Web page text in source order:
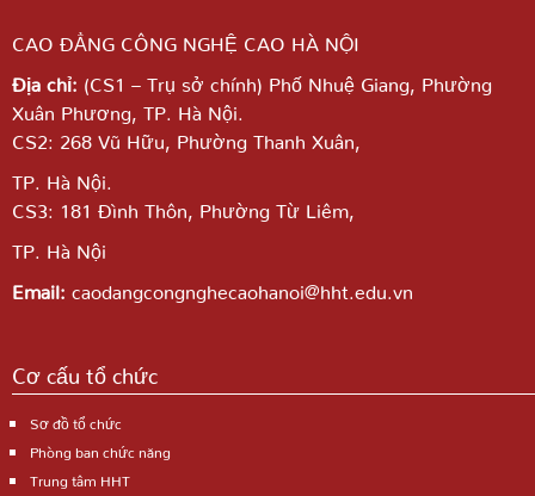
CAO ĐẲNG CÔNG NGHỆ CAO HÀ NỘI
Địa chỉ: (CS1 – Trụ sở chính) Phố Nhuệ Giang, Phường
Xuân Phương, TP. Hà Nội.
CS2: 268 Vũ Hữu, Phường Thanh Xuân,
TP. Hà Nội.
CS3: 181 Đình Thôn, Phường Từ Liêm,
TP. Hà Nội
Email: caodangcongnghecaohanoi@hht.edu.vn
Cơ cấu tổ chức
Sơ đồ tổ chức
Phòng ban chức năng
Trung tâm HHT